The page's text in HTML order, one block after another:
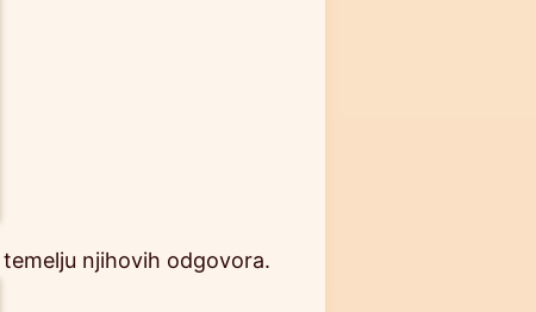
njihovih odgovora.